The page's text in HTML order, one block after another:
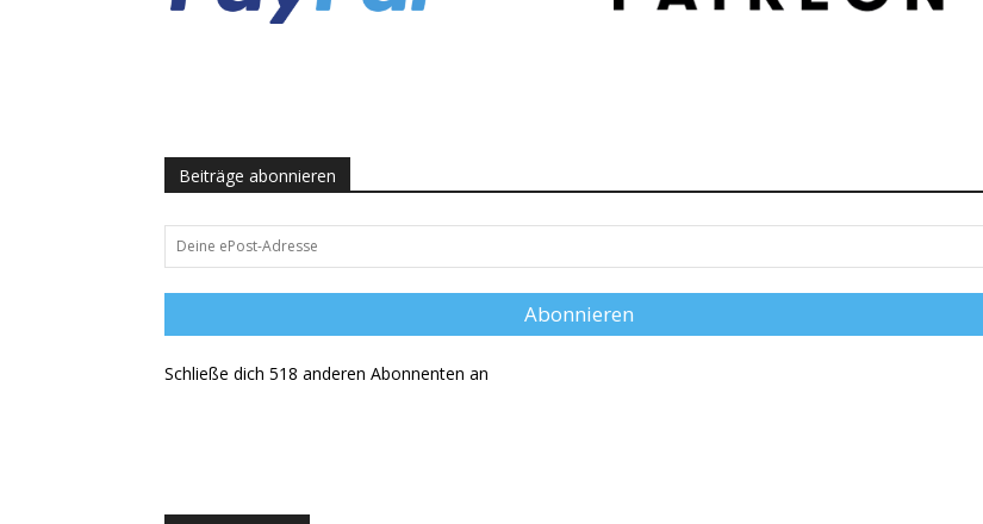
Beiträge abonnieren
Deine
ePost-
Adresse
Abonnieren
Schließe dich 518 anderen Abonnenten an